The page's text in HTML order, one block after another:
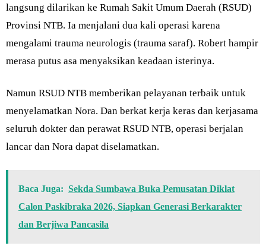
langsung dilarikan ke Rumah Sakit Umum Daerah (RSUD)
Provinsi NTB. Ia menjalani dua kali operasi karena
mengalami trauma neurologis (trauma saraf). Robert hampir
merasa putus asa menyaksikan keadaan isterinya.
Namun RSUD NTB memberikan pelayanan terbaik untuk
menyelamatkan Nora. Dan berkat kerja keras dan kerjasama
seluruh dokter dan perawat RSUD NTB, operasi berjalan
lancar dan Nora dapat diselamatkan.
Baca Juga: Sekda Sumbawa Buka Pemusatan Diklat
Calon Paskibraka 2026, Siapkan Generasi Berkarakter
dan Berjiwa Pancasila